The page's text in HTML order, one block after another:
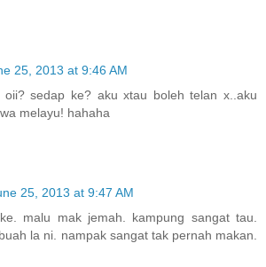
25, 2013 at 9:46 AM
sedap ke? aku xtau boleh telan x..aku
melayu! hahaha
25, 2013 at 9:47 AM
malu mak jemah. kampung sangat tau.
la ni. nampak sangat tak pernah makan.